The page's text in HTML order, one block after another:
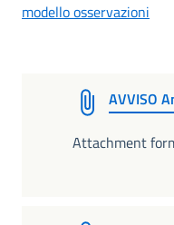
modello osservazioni
AVVISO
Attachment